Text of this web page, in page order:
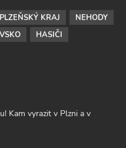
PLZEŇSKÝ KRAJ
NEHODY
HASIČI
Kam vyrazit v Plzni a v